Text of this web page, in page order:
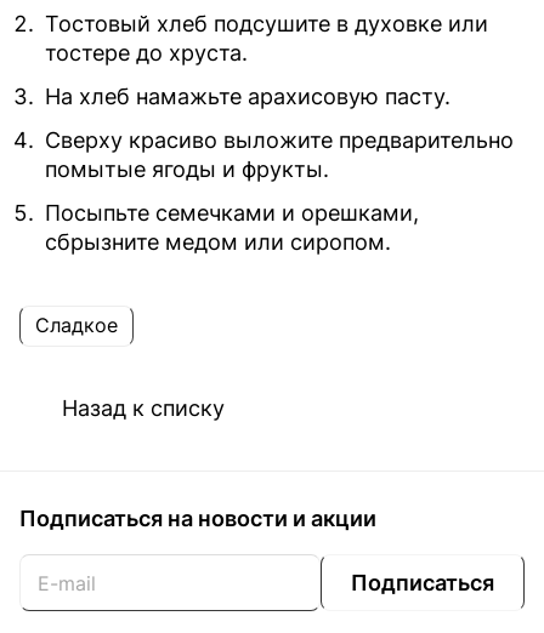
Тостовый хлеб подсушите в духовке или
тостере до хруста.
На хлеб намажьте арахисовую пасту.
Сверху красиво выложите предварительно
помытые ягоды и фрукты.
Посыпьте семечками и орешками,
сбрызните медом или сиропом.
Сладкое
Назад к списку
Подписаться на новости и акции
Подписаться